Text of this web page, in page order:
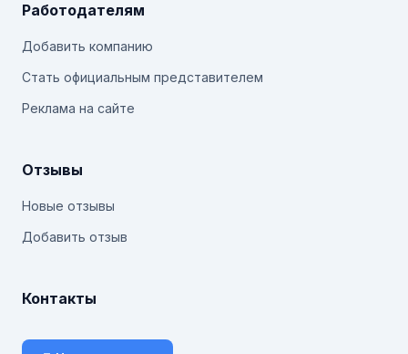
Работодателям
Добавить компанию
Стать официальным представителем
Реклама на сайте
Отзывы
Новые отзывы
Добавить отзыв
Контакты